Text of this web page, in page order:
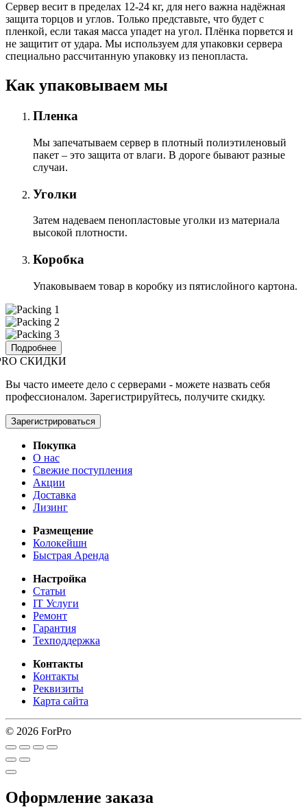
Сервер весит в пределах 12-24 кг, для него важна надёжная
защита торцов и углов. Только представьте, что будет с
пленкой, если такая масса упадет на угол. Плёнка порвется и
не защитит от удара. Мы используем для упаковки сервера
специально расcчитанную упаковку из пенопласта.
Как упаковываем мы
Пленка
Мы запечатываем сервер в плотный полиэтиленовый
пакет – это защита от влаги. В дороге бывают разные
случаи.
Уголки
Затем надеваем пенопластовые уголки из материала
высокой плотности.
Коробка
Упаковываем товар в коробку из пятислойного картона.
Подробнее
СКИДКИ
Вы часто имеете дело с серверами - можете назвать себя
профессионалом. Зарегистрируйтесь, получите скидку.
Зарегистрироваться
Покупка
О нас
Свежие поступления
Акции
Доставка
Лизинг
Размещение
Колокейшн
Быстрая Аренда
Настройка
Статьи
IT Услуги
Ремонт
Гарантия
Техподдержка
Контакты
Контакты
Реквизиты
Карта сайта
© 2026 ForPro
Оформление заказа